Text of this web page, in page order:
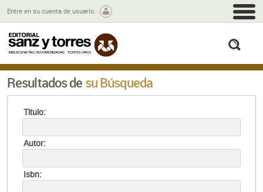
Entre en su cuenta de usuario.
Resultados de su Búsqueda
Titulo:
Autor:
Isbn: